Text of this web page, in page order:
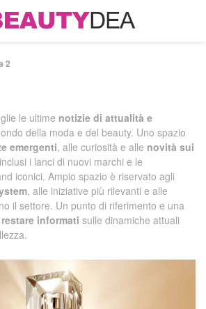
2
le ultime notizie di attualità e
della moda e del beauty. Uno spazio
emergenti, alle curiosità e alle novità sui
i lanci di nuovi marchi e le
iconici. Ampio spazio è riservato agli
, alle iniziative più rilevanti e alle
il settore. Un punto di riferimento e una
informati sulle dinamiche attuali